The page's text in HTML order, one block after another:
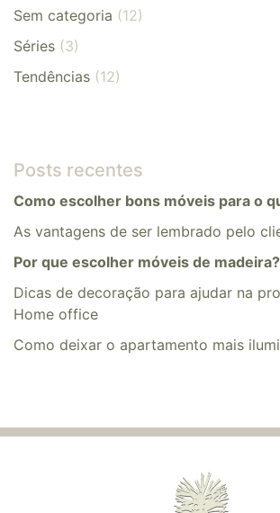
Sem categoria (12)
Séries (3)
Tendências (12)
Posts recentes
Como escolher bons móveis para o
As vantagens de ser lembrado pelo
Por que escolher móveis de madeira?
Dicas de decoração para ajudar na
Home office
​​Como deixar o apartamento mais